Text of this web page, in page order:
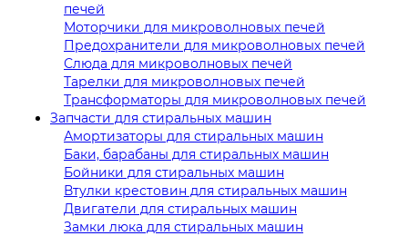
печей
Моторчики для микроволновых печей
Предохранители для микроволновых печей
Слюда для микроволновых печей
Тарелки для микроволновых печей
Трансформаторы для микроволновых печей
Запчасти для стиральных машин
Амортизаторы для стиральных машин
Баки, барабаны для стиральных машин
Бойники для стиральных машин
Втулки крестовин для стиральных машин
Двигатели для стиральных машин
Замки люка для стиральных машин